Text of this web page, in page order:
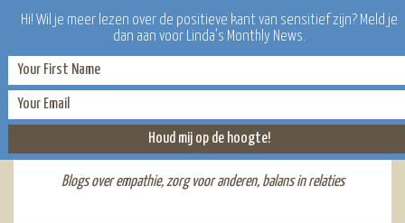
EMPATHIE
Blogs over empathie, zorg voor anderen, balans in relaties
Hi! Wil je meer lezen over de positieve kant van sensitief zijn? Meld je
dan aan voor Linda’s Monthly News.